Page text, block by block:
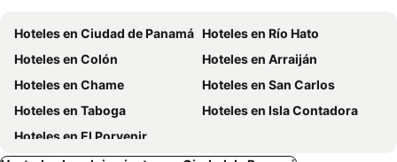
Hoteles en Ciudad de Panamá Hoteles en Río Hato
Hoteles en Colón
Hoteles en Arraiján
Hoteles en Chame
Hoteles en San Carlos
Hoteles en Taboga
Hoteles en Isla Contadora
Hoteles en El Porvenir